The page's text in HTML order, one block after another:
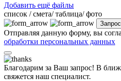
Добавить ещё файлы
cписок / смета/ таблица/ фото
Отправляя данную форму, вы
обработки персональных данных
Благодарим за Ваш запрос! В
свяжется наш специалист.